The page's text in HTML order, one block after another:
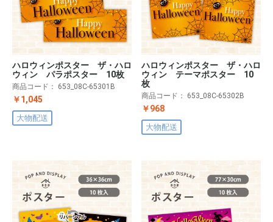
ハロウィンポスター ザ・ハロ
ウィン パラポスター 10枚
商品コード： 653_08C-65301B
￥1,045
大物配送
ハロウィンポスター ザ・ハロ
ウィン テーマポスター 10
枚
商品コード： 653_08C-65302B
￥968
大物配送